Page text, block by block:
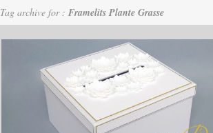
Tag archive for : Framelits Plante Grasse